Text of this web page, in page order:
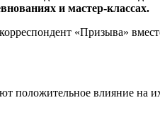
и мастер-классах.
«Призыва»
положительное влияние на